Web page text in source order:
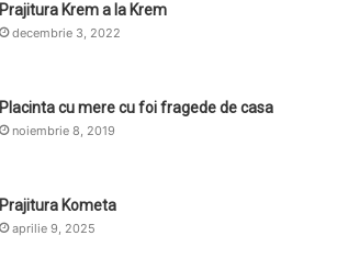
Prajitura Krem a la Krem
decembrie 3, 2022
Placinta cu mere cu foi fragede de casa
noiembrie 8, 2019
Prajitura Kometa
aprilie 9, 2025